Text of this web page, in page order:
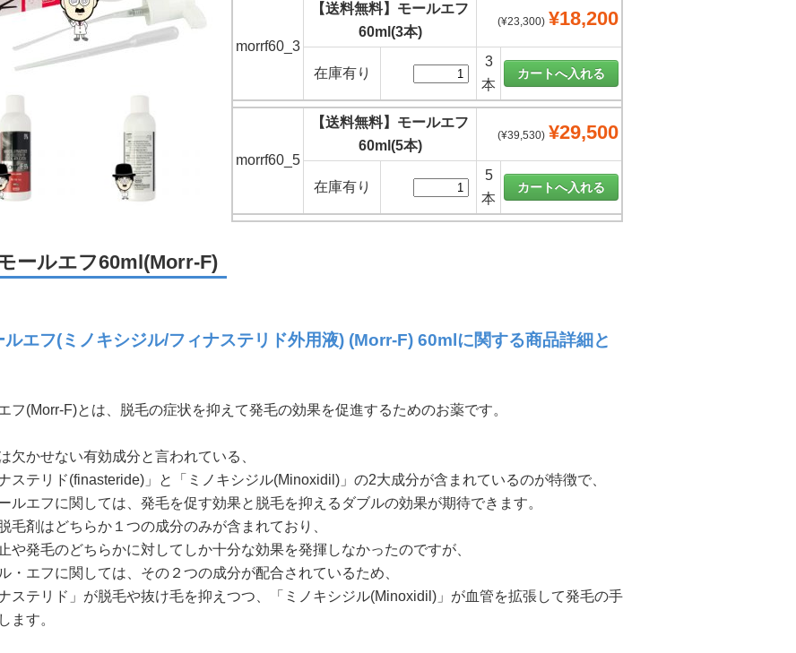
morrf60_3
【送料無料】モールエフ
60ml(3本)
(¥23,300) ¥18,200
在庫有り
3
本
morrf60_5
【送料無料】モールエフ
60ml(5本)
(¥39,530) ¥29,500
在庫有り
5
本
ールエフ60ml(Morr-F)
ルエフ(ミノキシジル/フィナステリド外用液) (Morr-F) 60mlに関する商品詳細と
フ(Morr-F)とは、脱毛の症状を抑えて発毛の効果を促進するためのお薬です。
欠かせない有効成分と言われている、
ナステリド(finasteride)」と「ミノキシジル(Minoxidil)」の2大成分が含まれているのが特徴で、
ルエフに関しては、発毛を促す効果と脱毛を抑えるダブルの効果が期待できます。
毛剤はどちらか１つの成分のみが含まれており、
や発毛のどちらかに対してしか十分な効果を発揮しなかったのですが、
・エフに関しては、その２つの成分が配合されているため、
ナステリド」が脱毛や抜け毛を抑えつつ、「ミノキシジル(Minoxidil)」が血管を拡張して発毛の手
ます。